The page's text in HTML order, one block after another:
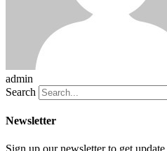
admin
Search
Newsletter
Sign up our newsletter to get